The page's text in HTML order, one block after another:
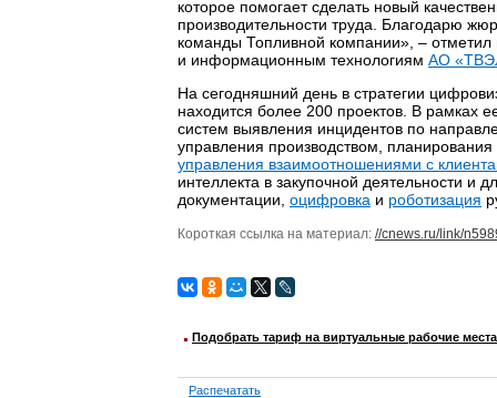
которое помогает сделать новый
производительности труда. Благодарю
команды Топливной компании», –
и информационным технологиям АО
На сегодняшний день в стратегии
находится более 200 проектов. В рамках
систем выявления инцидентов по
управления производством,
управления взаимоотношениями с
интеллекта в закупочной деятельности и
документации, оцифровка и роботизация
Короткая ссылка на материал: //cnews.ru/link/
Подобрать тариф на виртуальные рабочие
Распечатать